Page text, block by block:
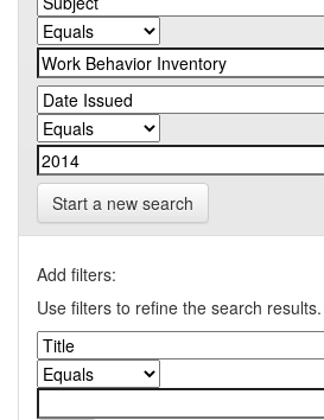
Start a new search
Add filters:
Use filters to refine the search results.